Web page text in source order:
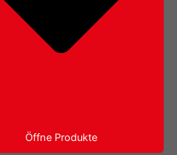
Öffne Produkte